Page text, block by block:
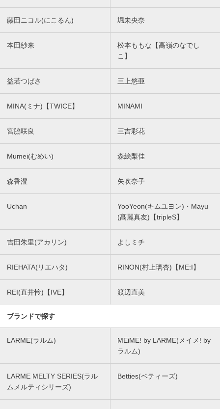
藤田ニコル(にこるん) 堀未央奈
本田紗来
松本ももな【高嶺のなでし
こ】
益若つばさ 三上悠亜
MINA(ミナ)【TWICE】 MINAMI
宮脇咲良 三吉彩花
Mumei(むめい) 森絵梨佳
森香澄 矢吹奈子
Uchan
YooYeon(キムユヨン)・Mayu
(髙麗真友)【tripleS】
吉田朱里(アカリン) よしミチ
RIEHATA(リエハタ) RINON(村上璃杏)【ME:I】
REI(直井怜)【IVE】 渡辺直美
ブランドで探す
LARME(ラルム)
MEiME! by LARME(メイメ! by
ラルム)
LARME MELTY SERIES(ラル
ムメルティシリーズ)
Betties(ベティーズ)